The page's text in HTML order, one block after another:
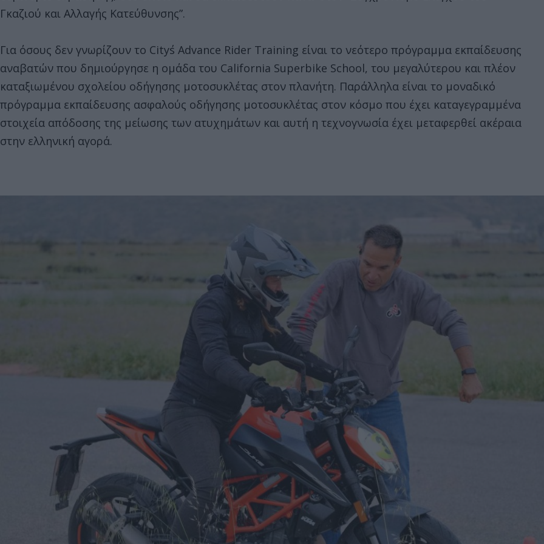
Γκαζιού και Αλλαγής Κατεύθυνσης”.
Για όσους δεν γνωρίζουν το City΄s Advance Rider Training είναι το νεότερο πρόγραμμα εκπαίδευσης
αναβατών που δημιούργησε η ομάδα του California Superbike School, του μεγαλύτερου και πλέον
καταξιωμένου σχολείου οδήγησης μοτοσυκλέτας στον πλανήτη. Παράλληλα είναι το μοναδικό
πρόγραμμα εκπαίδευσης ασφαλούς οδήγησης μοτοσυκλέτας στον κόσμο που έχει καταγεγραμμένα
στοιχεία απόδοσης της μείωσης των ατυχημάτων και αυτή η τεχνογνωσία έχει μεταφερθεί ακέραια
στην ελληνική αγορά.